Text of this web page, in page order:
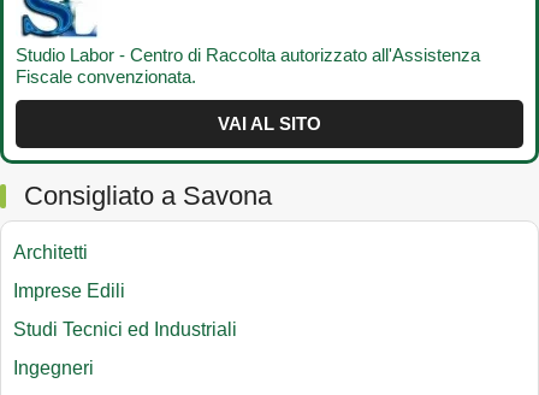
Studio Labor - Centro di Raccolta autorizzato all'Assistenza
Fiscale convenzionata.
VAI AL SITO
Consigliato a Savona
Architetti
Imprese Edili
Studi Tecnici ed Industriali
Ingegneri